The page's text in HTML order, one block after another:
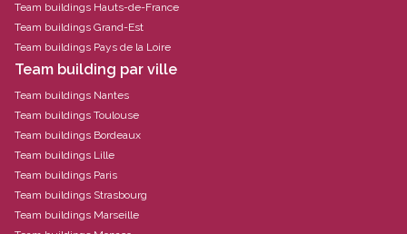
Team buildings Hauts-de-France
Team buildings Grand-Est
Team buildings Pays de la Loire
Team building par ville
Team buildings Nantes
Team buildings Toulouse
Team buildings Bordeaux
Team buildings Lille
Team buildings Paris
Team buildings Strasbourg
Team buildings Marseille